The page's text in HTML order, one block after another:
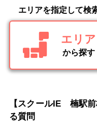
エリアを指定して検
エリア
から探す
【スクールIE 楠駅
る質問